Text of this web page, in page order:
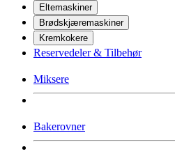
Eltemaskiner
Brødskjæremaskiner
Kremkokere
Reservedeler & Tilbehør
Miksere
Bakerovner